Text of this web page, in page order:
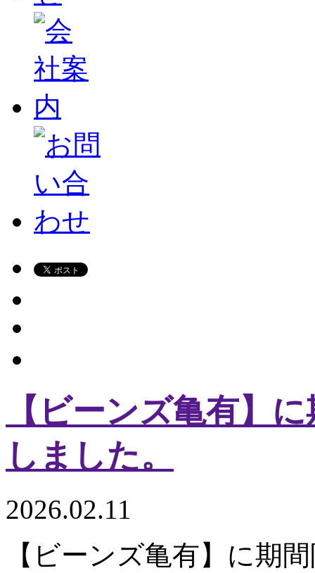
【ビーンズ亀有】
しました。
2026.02.11
【ビーンズ亀有】に期